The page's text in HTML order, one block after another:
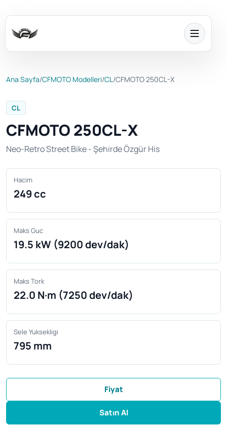
Ana Sayfa/CFMOTO Modelleri/CL/CFMOTO 250CL-X
CL
CFMOTO 250CL-X
Neo-Retro Street Bike - Şehirde Özgür His
Hacim
249 cc
Maks Guc
19.5 kW (9200 dev/dak)
Maks Tork
22.0 N·m (7250 dev/dak)
Sele Yuksekligi
795 mm
Fiyat
Satın Al